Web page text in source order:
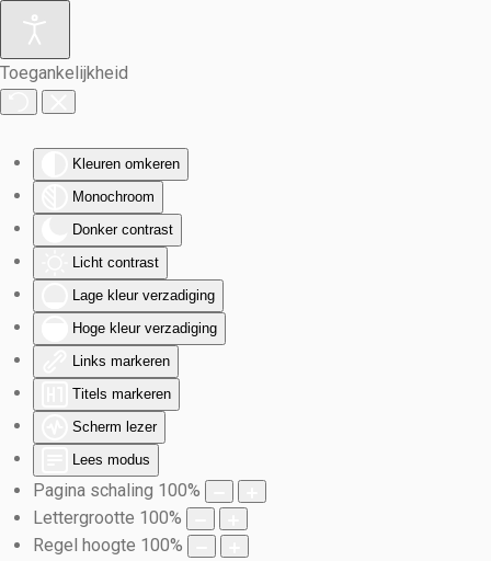
Toegankelijkheid
Kleuren omkeren
Monochroom
Donker contrast
Licht contrast
Lage kleur verzadiging
Hoge kleur verzadiging
Links markeren
Titels markeren
Scherm lezer
Lees modus
Pagina schaling 100%
Lettergrootte 100%
Regel hoogte 100%
Terug naar hoofdinhoud